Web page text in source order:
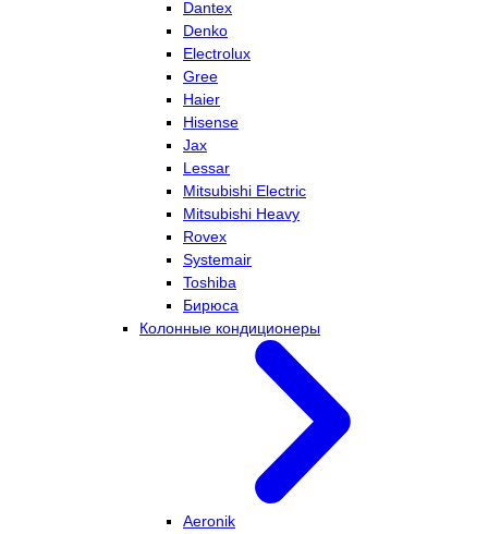
Dantex
Denko
Electrolux
Gree
Haier
Hisense
Jax
Lessar
Mitsubishi Electric
Mitsubishi Heavy
Rovex
Systemair
Toshiba
Бирюса
Колонные кондиционеры
Aeronik